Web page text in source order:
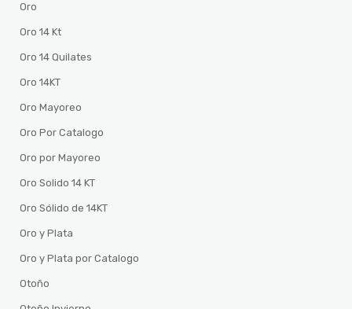
Oro
Oro 14 Kt
Oro 14 Quilates
Oro 14KT
Oro Mayoreo
Oro Por Catalogo
Oro por Mayoreo
Oro Solido 14 KT
Oro Sólido de 14KT
Oro y Plata
Oro y Plata por Catalogo
Otoño